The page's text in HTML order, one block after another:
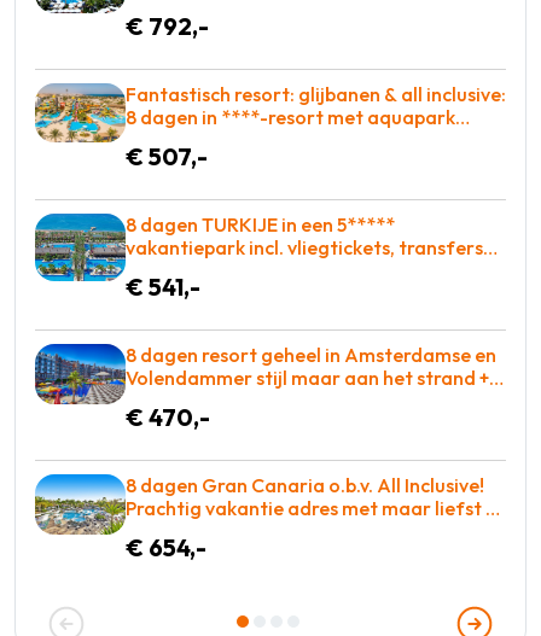
€ 792,-
Fantastisch resort: glijbanen & all inclusive:
8 dagen in ****-resort met aquapark
€ 507,-
8 dagen TURKIJE in een 5*****
vakantiepark incl. vliegtickets, transfers
€ 541,-
8 dagen resort geheel in Amsterdamse en
Volendammer stijl maar aan het strand +
€ 470,-
8 dagen Gran Canaria o.b.v. All Inclusive!
Prachtig vakantie adres met maar liefst 2
€ 654,-